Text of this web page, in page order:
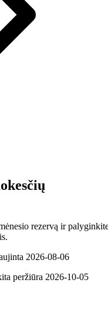
rezervą ir
2026-08-06
peržiūra 2026-10-05